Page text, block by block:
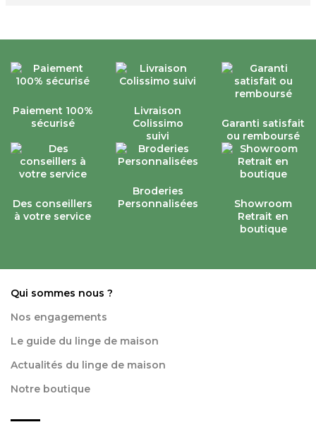
Paiement 100%
sécurisé
Livraison
Colissimo
suivi
Garanti satisfait
ou remboursé
Des conseillers
à votre service
Broderies
Personnalisées
Showroom
Retrait en
boutique
Qui sommes nous ?
Nos engagements
Le guide du linge de maison
Actualités du linge de maison
Notre boutique